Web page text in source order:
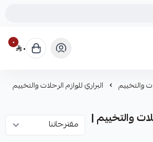
٠ ٠
والتخييم البراري للوازم الرحلات والتخييم
والتخييم |